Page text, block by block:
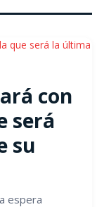
con
será
su
espera